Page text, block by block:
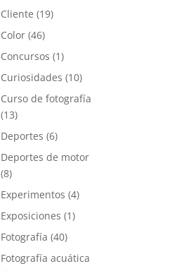
Cliente (19)
Color (46)
Concursos (1)
Curiosidades (10)
Curso de fotografía
(13)
Deportes (6)
Deportes de motor
(8)
Experimentos (4)
Exposiciones (1)
Fotografía (40)
Fotografía acuática